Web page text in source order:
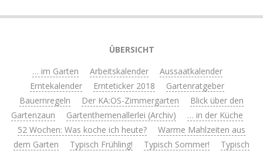
ÜBERSICHT
… im Garten
Arbeitskalender
Aussaatkalender
Erntekalender
Ernteticker 2018
Gartenratgeber
Bauernregeln
Der KA:OS-Zimmergarten
Blick über den
Gartenzaun
Gartenthemenallerlei (Archiv)
… in der Küche
52 Wochen: Was koche ich heute?
Warme Mahlzeiten aus
dem Garten
Typisch Frühling! Typisch Sommer!
Typisch